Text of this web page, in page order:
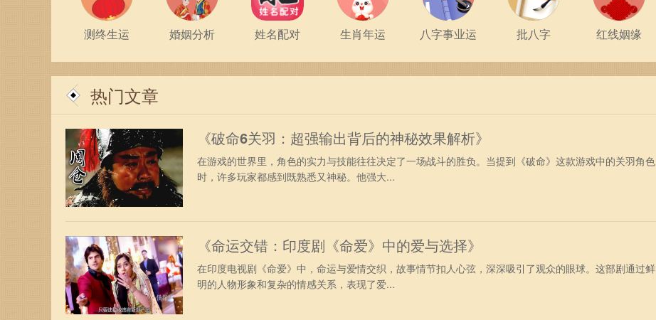
测终生运 婚姻分析 姓名配对 生肖年运 八字事业运 批八字 红线姻缘
热门文章
《破命6关羽：超强输出背后的神秘效果解析》
在游戏的世界里，角色的实力与技能往往决定了一场战斗的胜负。当提到《破命》这款游戏中的关羽角色
时，许多玩家都感到既熟悉又神秘。他强大...
《命运交错：印度剧《命爱》中的爱与选择》
在印度电视剧《命爱》中，命运与爱情交织，故事情节扣人心弦，深深吸引了观众的眼球。这部剧通过鲜
明的人物形象和复杂的情感关系，表现了爱...